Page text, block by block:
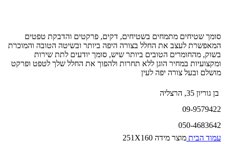
סומך שטיחים מתמחים בשטיחים, דקים, פרקטים והדבקת טפטים
המאפשרת לעצב את החלל בצורה היפה ביותר ובשיטה הטובה והמוכרת
בשוק, מהחומרים הטובים ביותר שיש, סומך יודעים לתת שירות
ומקצועיות במחיר הוגן ללא תחרות ולהפוך את החלל שלך לטפט ופרקט
מושלם ובעל צורה יפה לעין
בן גוריון 35, הרצליה
09-9579422
050-4683642
עמוד הבית מוצר מידה 251X160